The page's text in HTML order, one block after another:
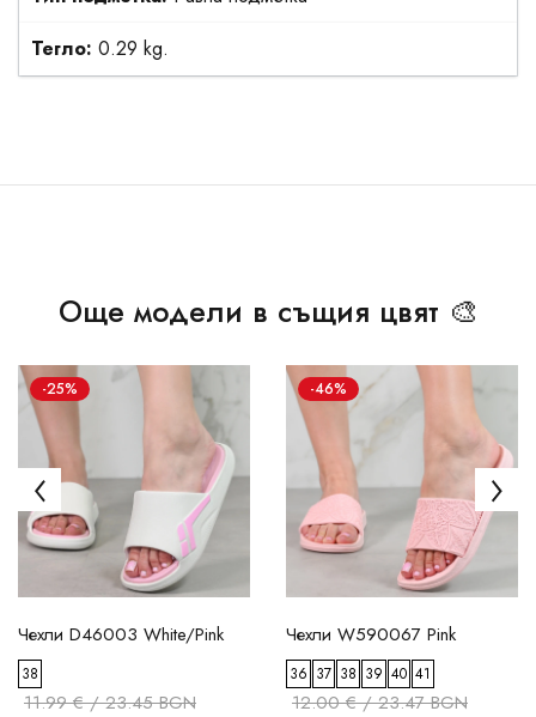
Тегло: 0.29 kg.
Още модели в същия цвят 🎨
-25%
Чехли D46003 White/Pink
38
11.99 € / 23.45 BGN
-46%
Чехли W590067 Pink
36 37 38 39 40 41
12.00 € / 23.47 BGN